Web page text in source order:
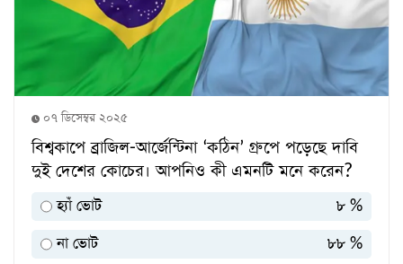
০৭ ডিসেম্বর ২০২৫
বিশ্বকাপে ব্রাজিল-আর্জেন্টিনা ‘কঠিন’ গ্রুপে পড়েছে দাবি
দুই দেশের কোচের। আপনিও কী এমনটি মনে করেন?
হ্যাঁ ভোট
৮ %
না ভোট
৮৮ %